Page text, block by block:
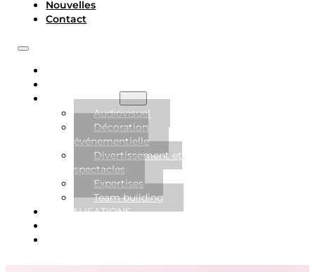
Nouvelles
Contact
SERVICES
Audiovisuel
Décoration
événementielle
Divertissement et
spectacles
Expertises
Team building
RÉALISATIONS